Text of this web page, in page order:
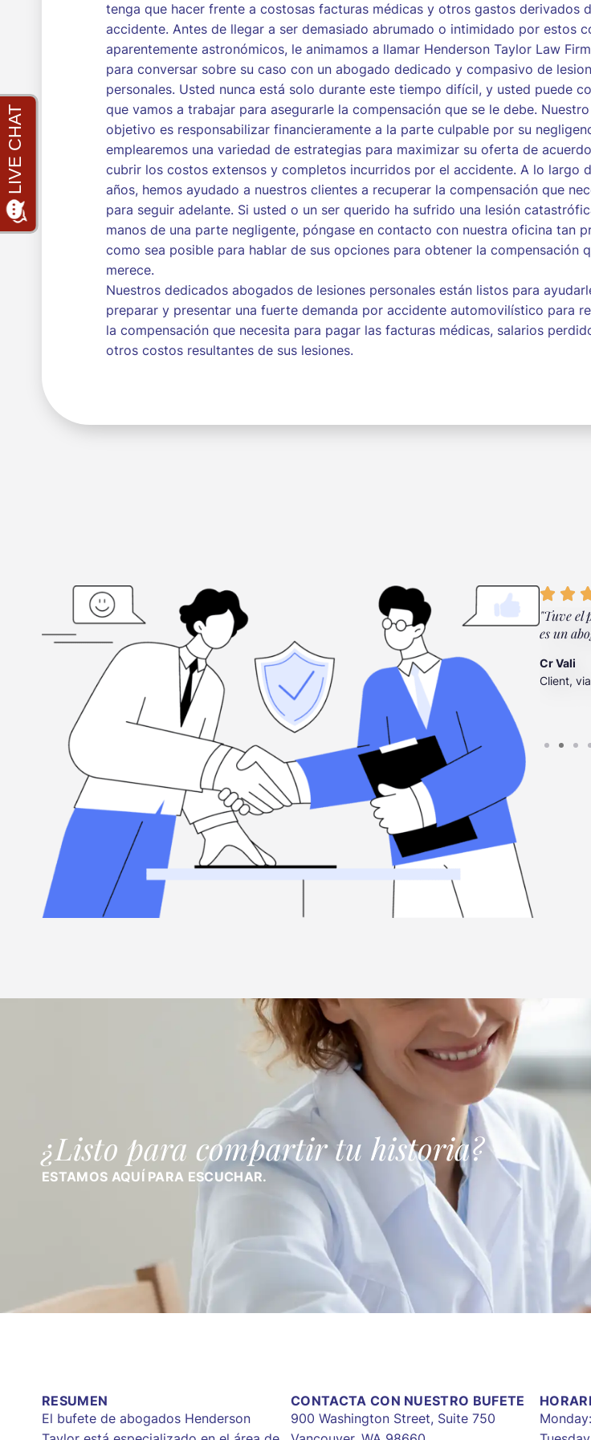
tenga que hacer frente a costosas facturas médicas y otros gastos derivados
accidente. Antes de llegar a ser demasiado abrumado o intimidado por estos
aparentemente astronómicos, le animamos a llamar Henderson Taylor Law
para conversar sobre su caso con un abogado dedicado y compasivo de
personales. Usted nunca está solo durante este tiempo difícil, y usted puede
que vamos a trabajar para asegurarle la compensación que se le debe. Nuestro
objetivo es responsabilizar financieramente a la parte culpable por su
emplearemos una variedad de estrategias para maximizar su oferta de
cubrir los costos extensos y completos incurridos por el accidente. A lo largo
años, hemos ayudado a nuestros clientes a recuperar la compensación que
para seguir adelante. Si usted o un ser querido ha sufrido una lesión
manos de una parte negligente, póngase en contacto con nuestra oficina tan
como sea posible para hablar de sus opciones para obtener la compensación
merece.
Nuestros dedicados abogados de lesiones personales están listos para
preparar y presentar una fuerte demanda por accidente automovilístico para
la compensación que necesita para pagar las facturas médicas, salarios
otros costos resultantes de sus lesiones.
"Estoy agradecido, por la gente trabajadora del bufete Henderson Taylor. Están ahí cuando
los necesitas, y están comprometidos con la excelencia".
Louis Ramirez
Client, via Google
"Tuve el
es un
Cr Vali
Client,
¿Listo para compartir tu historia?
ESTAMOS AQUÍ PARA ESCUCHAR.
RESUMEN
El bufete de abogados Henderson
CONTACTA CON NUESTRO BUFETE
900 Washington Street, Suite 750